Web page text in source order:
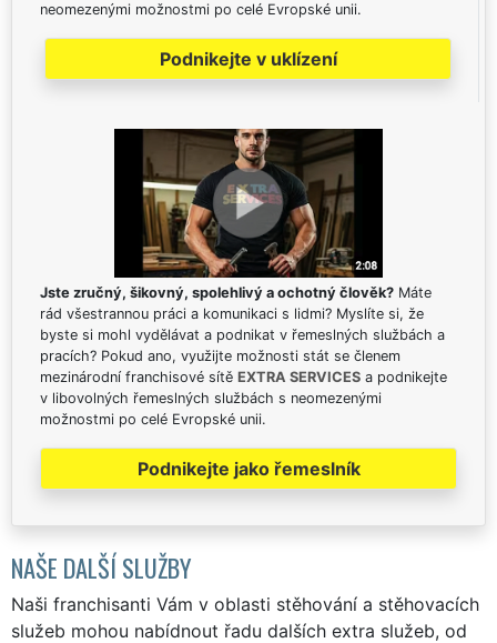
neomezenými možnostmi po celé Evropské unii.
Podnikejte v uklízení
Jste zručný, šikovný, spolehlivý a ochotný člověk? Máte
rád všestrannou práci a komunikaci s lidmi? Myslíte si, že
byste si mohl vydělávat a podnikat v řemeslných službách a
pracích? Pokud ano, využijte možnosti stát se členem
mezinárodní franchisové sítě EXTRA SERVICES a podnikejte
v libovolných řemeslných službách s neomezenými
možnostmi po celé Evropské unii.
Podnikejte jako řemeslník
NAŠE DALŠÍ SLUŽBY
Naši franchisanti Vám v oblasti stěhování a stěhovacích
služeb mohou nabídnout řadu dalších extra služeb, od